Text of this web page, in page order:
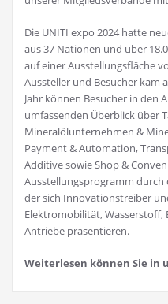
Die UNITI expo 2024 hatte
aus 37 Nationen und über
auf einer Ausstellungsfläche
Aussteller und Besucher kam
Jahr können Besucher in den
umfassenden Überblick über
Mineralölunternehmen &
Payment & Automation,
Additive sowie Shop &
Ausstellungsprogramm
der sich Innovationstreiber
Elektromobilität, Wasserstoff,
Antriebe präsentieren.
Weiterlesen können Sie in